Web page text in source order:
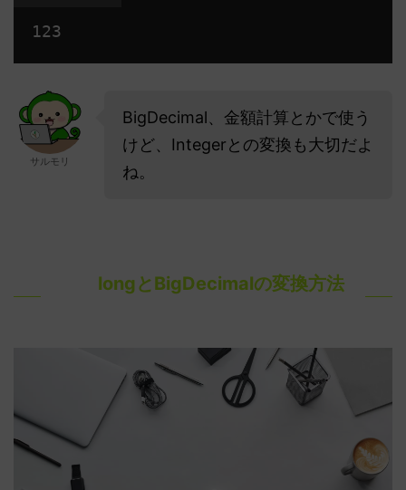
123
サルモリ
BigDecimal、金額計算とかで使う
けど、Integerとの変換も大切だよ
ね。
longとBigDecimalの変換方法